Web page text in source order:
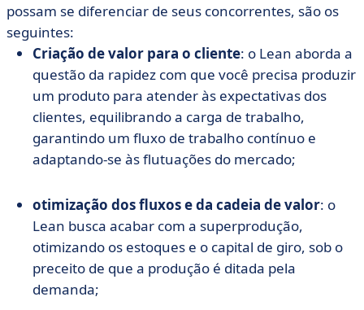
possam se diferenciar de seus concorrentes, são os
seguintes:
Criação de valor para o cliente: o Lean aborda a
questão da rapidez com que você precisa produzir
um produto para atender às expectativas dos
clientes, equilibrando a carga de trabalho,
garantindo um fluxo de trabalho contínuo e
adaptando-se às flutuações do mercado;
otimização dos fluxos e da cadeia de valor: o
Lean busca acabar com a superprodução,
otimizando os estoques e o capital de giro, sob o
preceito de que a produção é ditada pela
demanda;